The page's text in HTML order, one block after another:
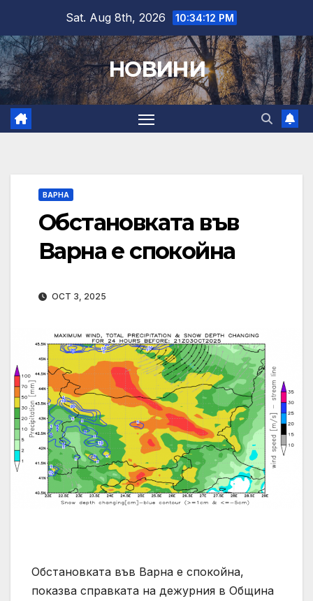
content
Sat. Aug 8th, 2026 10:34:13 PM
НОВИНИ
ВАРНА
Обстановката във
Варна е спокойна
OCT 3, 2025
Обстановката във Варна е спокойна,
показва справката на дежурния в Община